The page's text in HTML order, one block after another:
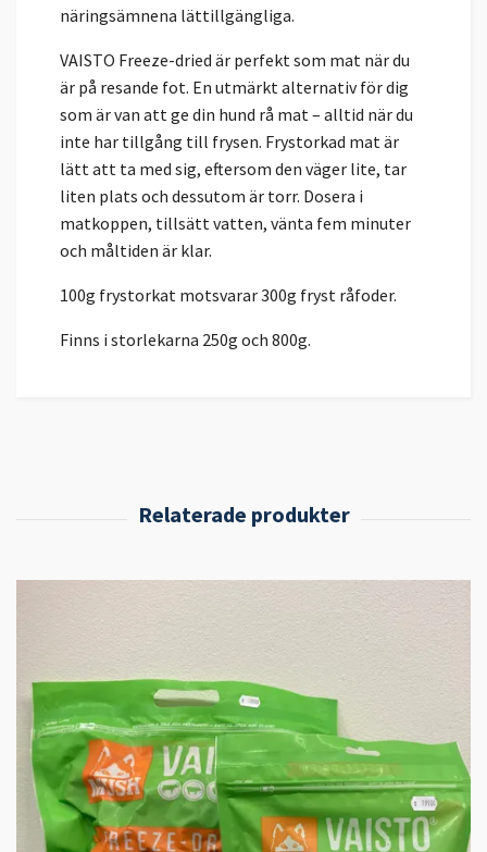
näringsämnena lättillgängliga.
VAISTO Freeze-dried är perfekt som mat när du
är på resande fot. En utmärkt alternativ för dig
som är van att ge din hund rå mat – alltid när du
inte har tillgång till frysen. Frystorkad mat är
lätt att ta med sig, eftersom den väger lite, tar
liten plats och dessutom är torr. Dosera i
matkoppen, tillsätt vatten, vänta fem minuter
och måltiden är klar.
100g frystorkat motsvarar 300g fryst råfoder.
Finns i storlekarna 250g och 800g.